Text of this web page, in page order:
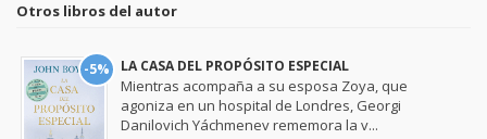
Otros libros del autor
-5% LA CASA DEL PROPÓSITO ESPECIAL
Mientras acompaña a su esposa Zoya, que
agoniza en un hospital de Londres, Georgi
Danilovich Yáchmenev rememora la v...